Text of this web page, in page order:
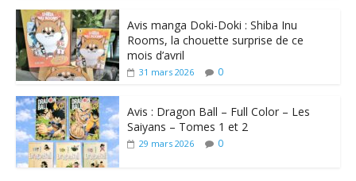
Avis manga Doki-Doki : Shiba Inu
Rooms, la chouette surprise de ce
mois d’avril
31 mars 2026 0
Avis : Dragon Ball – Full Color – Les
Saiyans – Tomes 1 et 2
29 mars 2026 0